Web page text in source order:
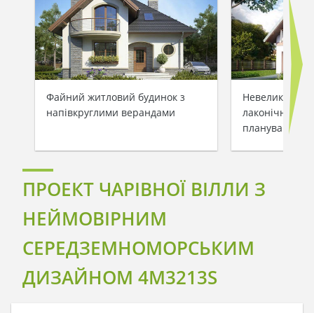
Файний житловий будинок з
напівкруглими верандами
Невеликий
лаконічним
плануванням
ПРОЕКТ ЧАРІВНОЇ ВІЛЛИ З
НЕЙМОВІРНИМ
СЕРЕДЗЕМНОМОРСЬКИМ
ДИЗАЙНОМ 4M3213S